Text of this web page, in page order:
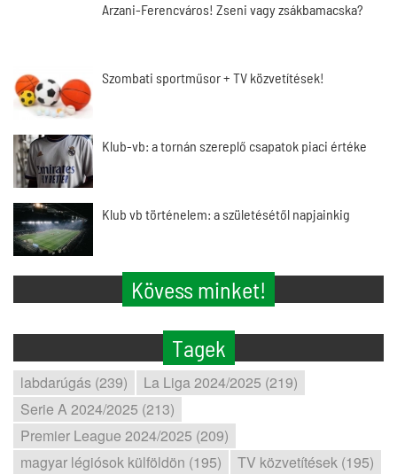
Arzani-Ferencváros! Zseni vagy zsákbamacska?
Szombati sportműsor + TV közvetítések!
Klub-vb: a tornán szereplő csapatok piaci értéke
Klub vb történelem: a születésétől napjainkig
Kövess minket!
Tagek
labdarúgás (239)
La Liga 2024/2025 (219)
Serie A 2024/2025 (213)
Premier League 2024/2025 (209)
magyar légiósok külföldön (195)
TV közvetítések (195)